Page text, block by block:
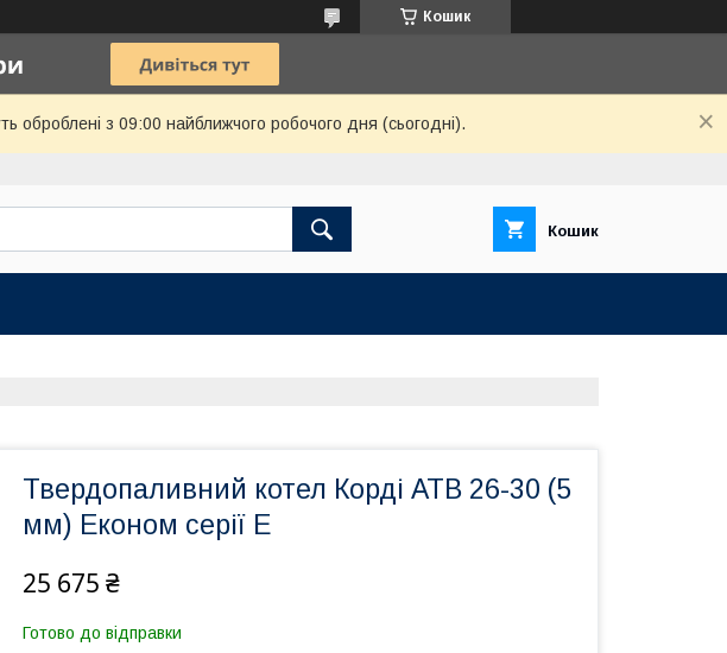
Кошик
оброблені з 09:00 найближчого робочого дня (сьогодні).
Кошик
Твердопаливний котел Корді АТВ 26-30 (5
мм) Економ серії Е
25 675 ₴
Готово до відправки